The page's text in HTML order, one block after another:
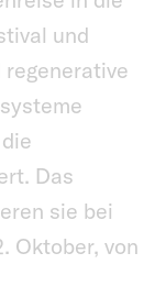
und
Das
sie bei
Oktober, von